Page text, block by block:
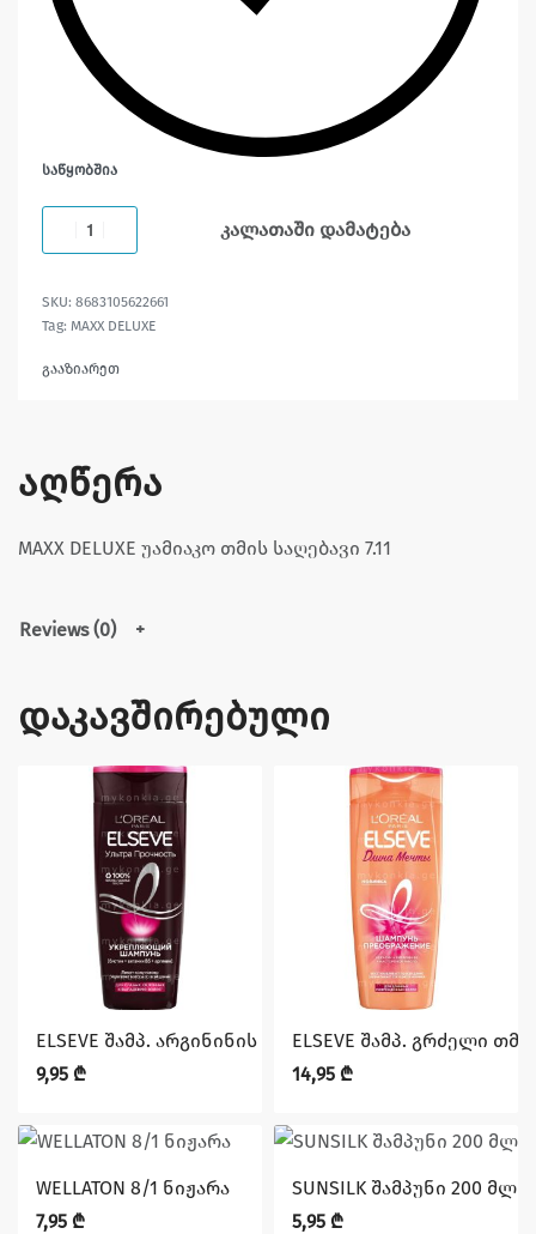
ᲡᲐᲬᲧᲝᲑᲨᲘᲐ
კალათაში დამატება
8683105622661
Tag: MAXX DELUXE
გააზიარეთ
აღწერა
MAXX DELUXE უამიაკო თმის საღებავი 7.11
Reviews (0)
დაკავშირებული
ELSEVE შამპ. არგინინის ძალა 250 მლ.
9,95 ₾
ELSEVE შამპ. გრძელი
14,95 ₾
WELLATON 8/1 ნიჟარა
7,95 ₾
SUNSILK შამპუნი 200 მლ
5,95 ₾